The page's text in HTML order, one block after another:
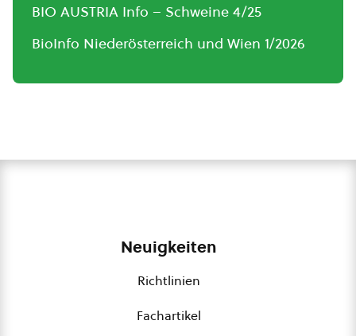
BIO AUSTRIA Info – Schweine 4/25
BioInfo Niederösterreich und Wien 1/2026
Neuigkeiten
Richtlinien
Fachartikel